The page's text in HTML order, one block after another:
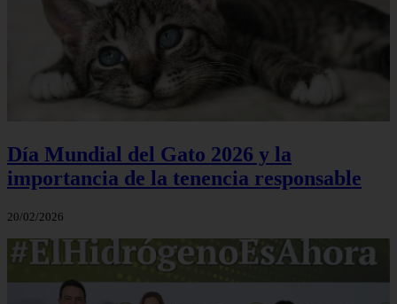
Día Mundial del Gato 2026 y la
importancia de la tenencia responsable
20/02/2026